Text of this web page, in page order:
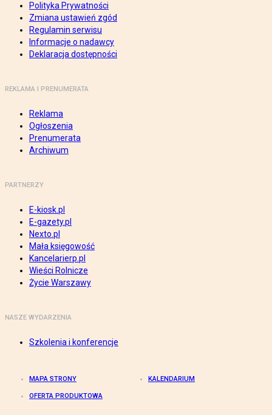
Polityka Prywatności
Zmiana ustawień zgód
Regulamin serwisu
Informacje o nadawcy
Deklaracja dostępności
REKLAMA I PRENUMERATA
Reklama
Ogłoszenia
Prenumerata
Archiwum
PARTNERZY
E-kiosk.pl
E-gazety.pl
Nexto.pl
Mała księgowość
Kancelarierp.pl
Wieści Rolnicze
Życie Warszawy
NASZE WYDARZENIA
Szkolenia i konferencje
MAPA STRONY KALENDARIUM
OFERTA PRODUKTOWA